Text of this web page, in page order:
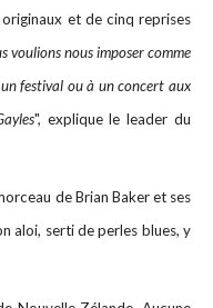
et de cinq reprises
voulions nous imposer comme
festival ou à un concert aux
", explique le leader du
de Brian Baker et ses
aloi, serti de perles blues, y